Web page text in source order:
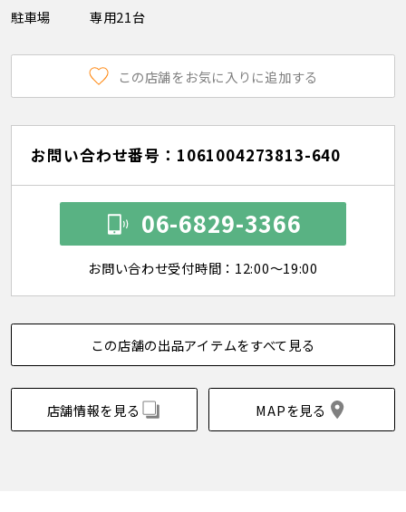
駐車場
専用21台
この店舗をお気に入りに追加する
お問い合わせ番号：1061004273813-640
06-6829-3366
お問い合わせ受付時間：12:00～19:00
この店舗の出品アイテムをすべて見る
店舗情報を見る MAPを見る